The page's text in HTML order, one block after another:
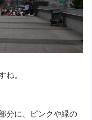
ね。
分に、ピンクや緑の